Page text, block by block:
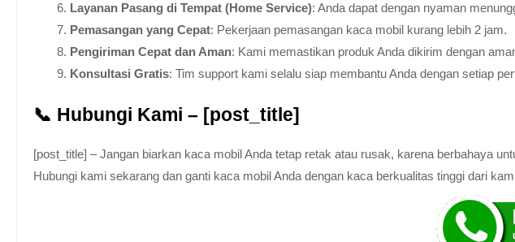
Layanan Pasang di Tempat (Home Service): Anda dapat dengan nyaman
Pemasangan yang Cepat: Pekerjaan pemasangan kaca mobil kurang lebih 2 jam.
Pengiriman Cepat dan Aman: Kami memastikan produk Anda dikirim dengan
Konsultasi Gratis: Tim support kami selalu siap membantu Anda dengan setiap
📞 Hubungi Kami – [post_title]
[post_title] – Jangan biarkan kaca mobil Anda tetap retak atau rusak, karena berbahaya
Hubungi kami sekarang dan ganti kaca mobil Anda dengan kaca berkualitas tinggi dari